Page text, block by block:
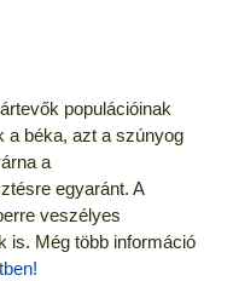
populációinak
a béka, azt a szúnyog
a
egyaránt. A
veszélyes
is. Még több információ